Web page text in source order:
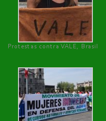
Protestas contra VALE, Brasil